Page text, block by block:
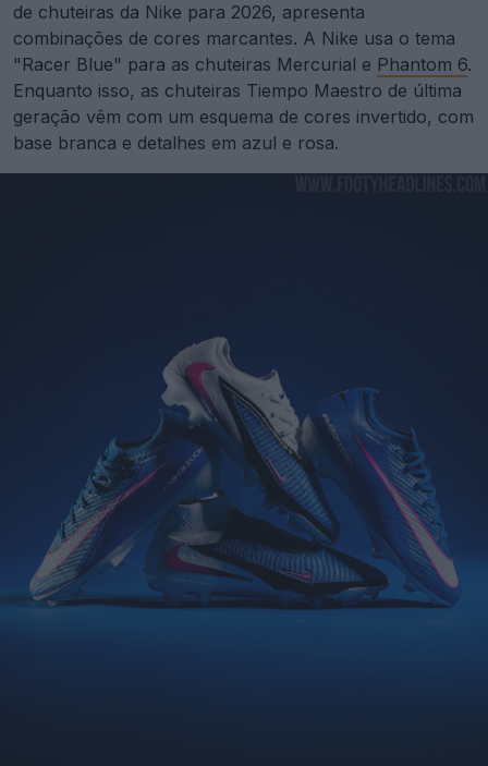
de chuteiras da Nike para 2026, apresenta
combinações de cores marcantes. A Nike usa o tema
"Racer Blue" para as chuteiras Mercurial e Phantom 6.
Enquanto isso, as chuteiras Tiempo Maestro de última
geração vêm com um esquema de cores invertido, com
base branca e detalhes em azul e rosa.